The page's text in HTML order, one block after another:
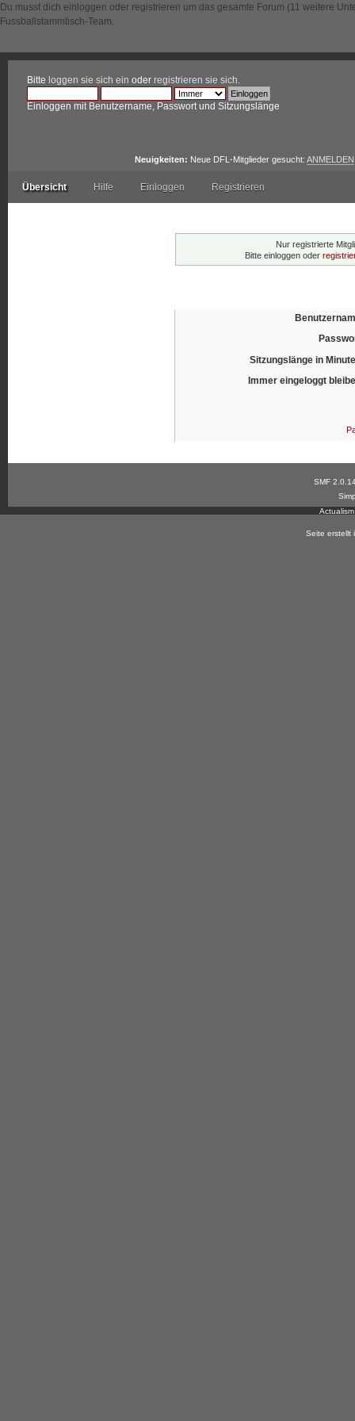
Du musst dich einloggen oder registrieren um das gesamte Forum (11 weitere
Fussballstammtisch-Team.
Bitte loggen sie sich ein oder registrieren sie sich
Einloggen mit Benutzername, Passwort und Sitzungslänge
Neuigkeiten: Neue DFL-Mitglieder gesucht: ANMELDEN
Übersicht Hilfe Einloggen Registrieren
Nur registrierte
Bitte einloggen oder
Sitzungslänge in
Immer eingeloggt
SMF
Seite erstellt